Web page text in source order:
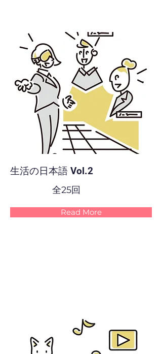
生活の日本語 Vol.2
全25回
Read More